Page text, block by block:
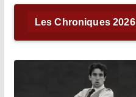
Les Chroniques 2026